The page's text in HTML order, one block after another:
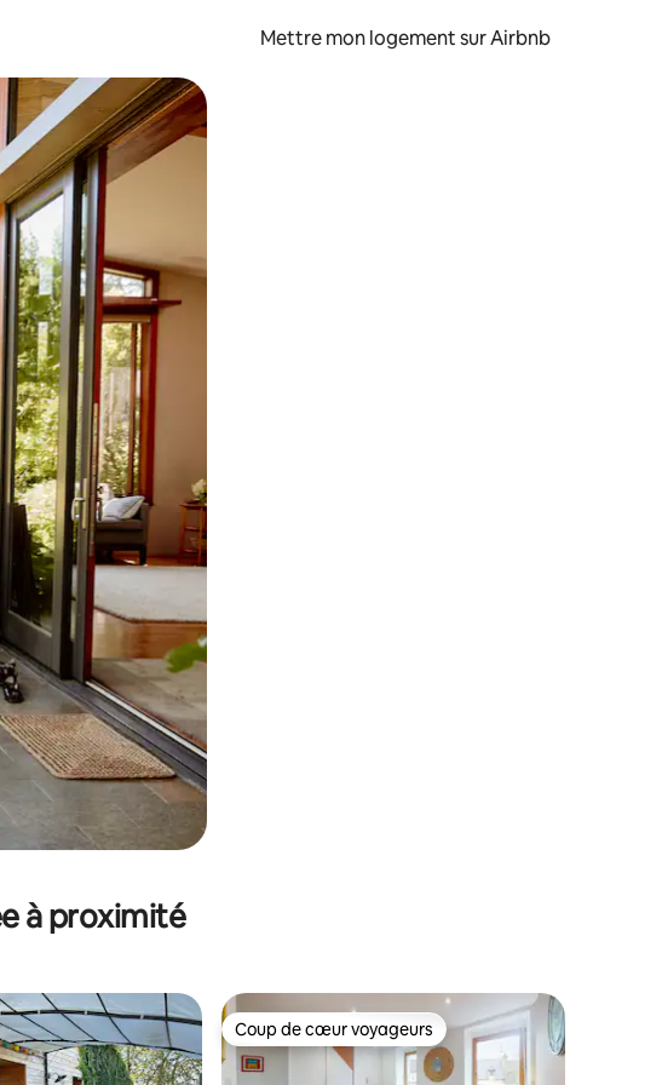
Mettre mon logement sur Airbnb
et en faisant glisser.
à proximité
Coup de cœur voyageurs
Coup de cœur voyageurs